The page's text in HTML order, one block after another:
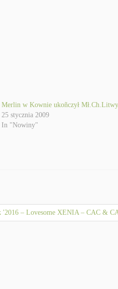
Merlin w Kownie ukoñczył
25 stycznia 2009
In "Nowiny"
'2016 – Lovesome XENIA – CAC &